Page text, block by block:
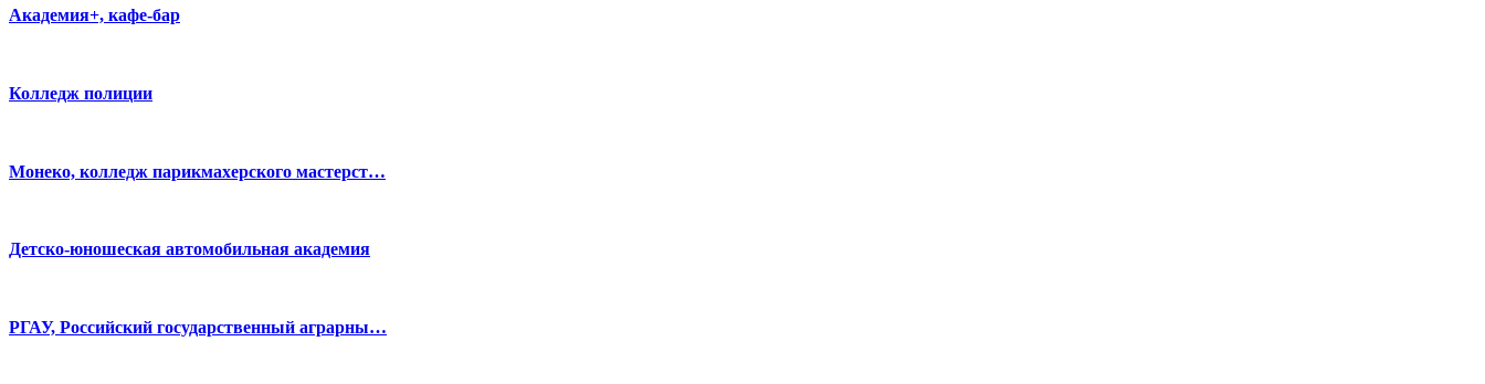
Академия+, кафе-бар
Колледж полиции
Монеко, колледж парикмахерского мастерст…
Детско-юношеская автомобильная академия
РГАУ, Российский государственный аграрны…